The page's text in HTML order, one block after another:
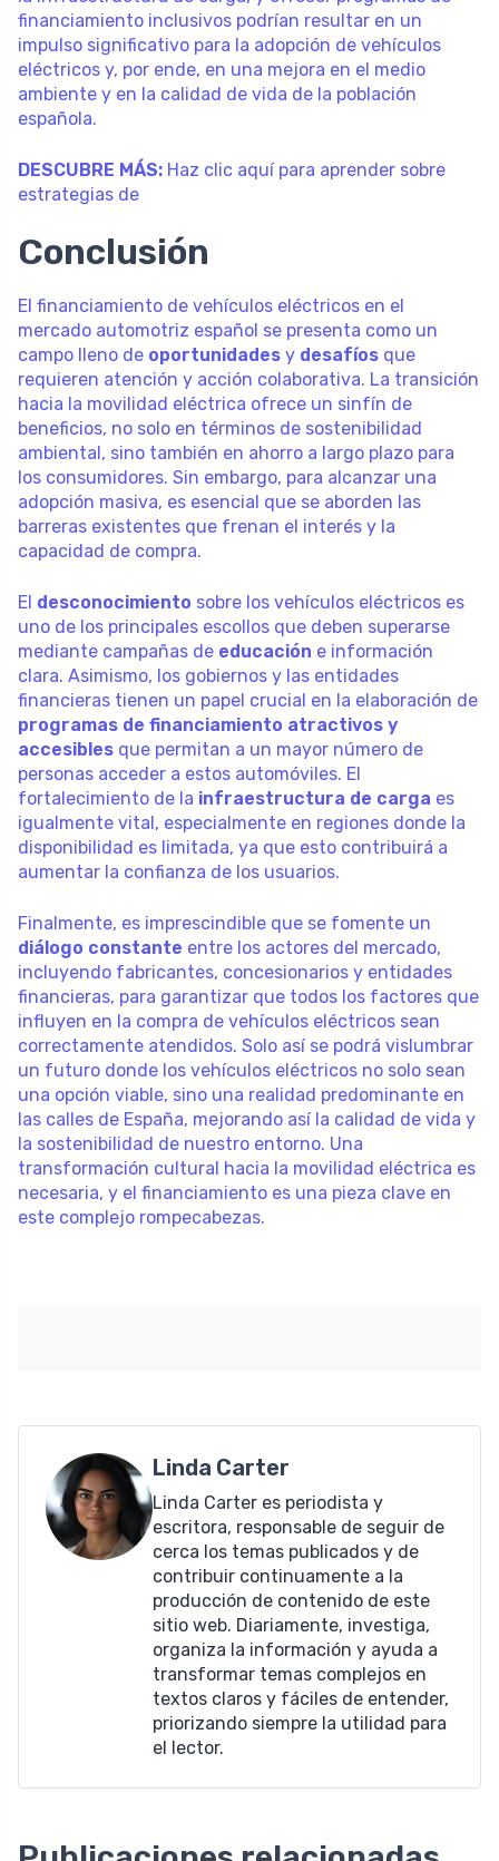
financiamiento inclusivos podrían resultar en un
impulso significativo para la adopción de vehículos
eléctricos y, por ende, en una mejora en el medio
ambiente y en la calidad de vida de la población
española.
DESCUBRE MÁS: Haz clic aquí para aprender sobre
estrategias de
Conclusión
El financiamiento de vehículos eléctricos en el
mercado automotriz español se presenta como un
campo lleno de oportunidades y desafíos que
requieren atención y acción colaborativa. La transición
hacia la movilidad eléctrica ofrece un sinfín de
beneficios, no solo en términos de sostenibilidad
ambiental, sino también en ahorro a largo plazo para
los consumidores. Sin embargo, para alcanzar una
adopción masiva, es esencial que se aborden las
barreras existentes que frenan el interés y la
capacidad de compra.
El desconocimiento sobre los vehículos eléctricos es
uno de los principales escollos que deben superarse
mediante campañas de educación e información
clara. Asimismo, los gobiernos y las entidades
financieras tienen un papel crucial en la elaboración de
programas de financiamiento atractivos y
accesibles que permitan a un mayor número de
personas acceder a estos automóviles. El
fortalecimiento de la infraestructura de carga es
igualmente vital, especialmente en regiones donde la
disponibilidad es limitada, ya que esto contribuirá a
aumentar la confianza de los usuarios.
Finalmente, es imprescindible que se fomente un
diálogo constante entre los actores del mercado,
incluyendo fabricantes, concesionarios y entidades
financieras, para garantizar que todos los factores que
influyen en la compra de vehículos eléctricos sean
correctamente atendidos. Solo así se podrá vislumbrar
un futuro donde los vehículos eléctricos no solo sean
una opción viable, sino una realidad predominante en
las calles de España, mejorando así la calidad de vida y
la sostenibilidad de nuestro entorno. Una
transformación cultural hacia la movilidad eléctrica es
necesaria, y el financiamiento es una pieza clave en
este complejo rompecabezas.
Linda Carter
Linda Carter es periodista y
escritora, responsable de seguir de
cerca los temas publicados y de
contribuir continuamente a la
producción de contenido de este
sitio web. Diariamente, investiga,
organiza la información y ayuda a
transformar temas complejos en
textos claros y fáciles de entender,
priorizando siempre la utilidad para
el lector.